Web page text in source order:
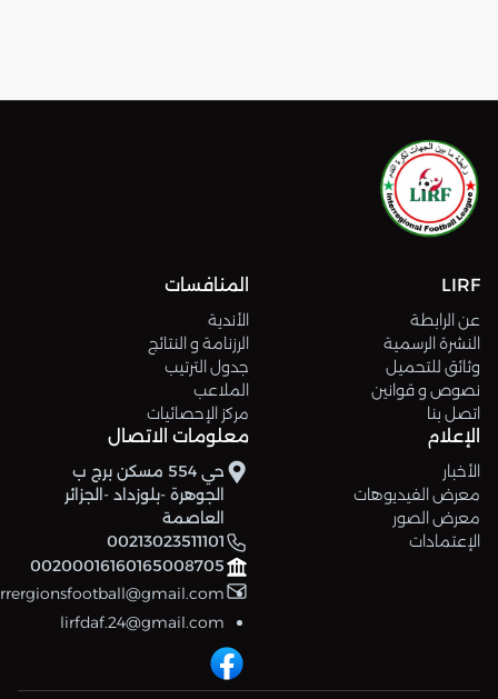
LIRF
عن الرابطة
النشرة الرسمية
وثائق للتحميل
نصوص و قوانين
اتصل بنا
المنافسات
الأندية
الرزنامة و النتائج
جدول الترتيب
الملاعب
مركز الإحصائيات
الإعلام
الأخبار
معرض الفيديوهات
معرض الصور
الإعتمادات
معلومات الاتصال
حي 554 مسكن برج ب
الجوهرة -بلوزداد -الجزائر
العاصمة
00213023511101
00200016160165008705
lirfdaf.24@gmail.com